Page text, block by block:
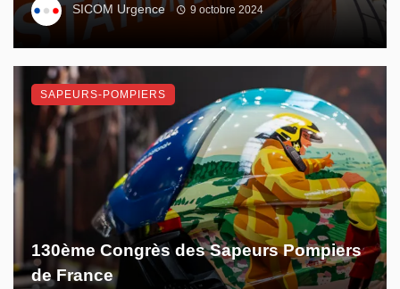
SICOM Urgence 9 octobre 2024
130ème Congrès des Sapeurs Pompiers
de France
SAPEURS-POMPIERS